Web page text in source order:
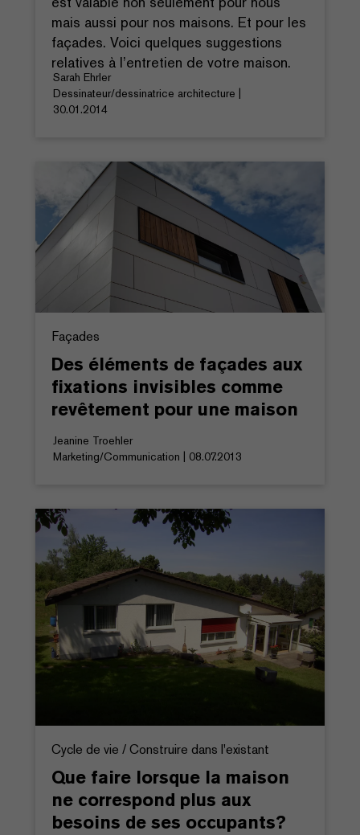
mais aussi pour nos maisons. Et pour les
façades. Voici quelques suggestions
relatives à l’entretien de votre maison.
Sarah Ehrler
Dessinateur/dessinatrice architecture |
30.01.2014
Façades
Des éléments de façades aux
fixations invisibles comme
revêtement pour une maison
Jeanine Troehler
Marketing/Communication | 08.07.2013
Cycle de vie / Construire dans l'existant
Que faire lorsque la maison
ne correspond plus aux
besoins de ses occupants?